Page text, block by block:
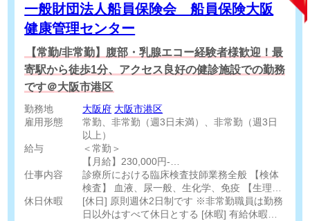
一般財団法人船員保険会 船員保険大阪
健康管理センター
【常勤/非常勤】腹部・乳腺エコー経験者様歓迎！最
寄駅から徒歩1分、アクセス良好の健診施設での勤務
です＠大阪市港区
勤務地 大阪府 大阪市港区
雇用形態
常勤、非常勤（週3日未満）、非常勤（週3日
以上）
給与
＜常勤＞
【月給】230,000円-
※経験に応じて決定
＜非常勤＞
【時給】1,800円
仕事内容
診療所における臨床検査技師業務全般 【検体
検査】 血液、尿一般、生化学、免疫 【生理検
査】 心電図、肺機能、ABI、脈波 【超音波検
査】 腹部、乳腺、甲状腺、頸動脈
休日休暇
[休日] 原則週休2日制です ※非常勤職員は勤務
日以外はすべて休日とする [休暇] 有給休暇